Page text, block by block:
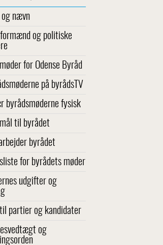
og nævn
og politiske
for Odense Byråd
på byrådsTV
byrådsmøderne fysisk
til byrådet
byrådet
for byrådets møder
udgifter og
partier og kandidater
og